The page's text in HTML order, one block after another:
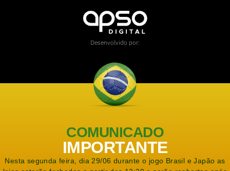
Desenvolvido por:
COMUNICADO
IMPORTANTE
Nesta segunda feira, dia 29/06 durante o jogo Brasil e Japão as